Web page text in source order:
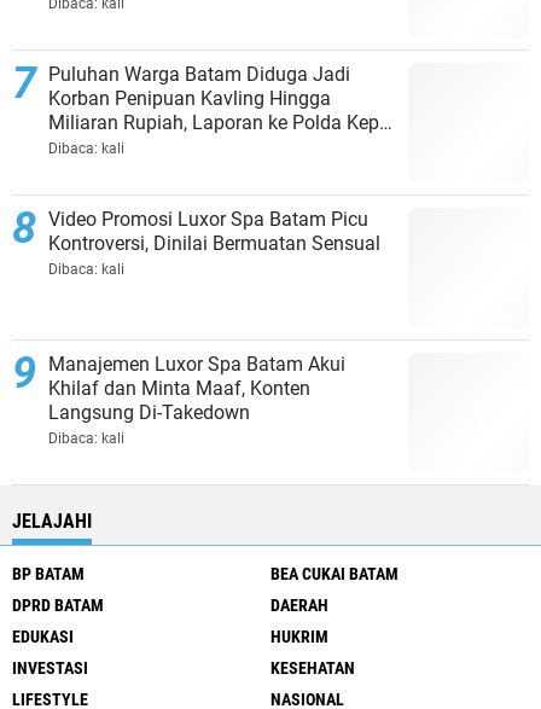
Dibaca: kali
Puluhan Warga Batam Diduga Jadi
Korban Penipuan Kavling Hingga
Miliaran Rupiah, Laporan ke Polda Kepri
Jalan di Tempat?
Dibaca: kali
Video Promosi Luxor Spa Batam Picu
Kontroversi, Dinilai Bermuatan Sensual
Dibaca: kali
Manajemen Luxor Spa Batam Akui
Khilaf dan Minta Maaf, Konten
Langsung Di-Takedown
Dibaca: kali
JELAJAHI
BP BATAM
BEA CUKAI BATAM
DPRD BATAM
DAERAH
EDUKASI
HUKRIM
INVESTASI
KESEHATAN
LIFESTYLE
NASIONAL